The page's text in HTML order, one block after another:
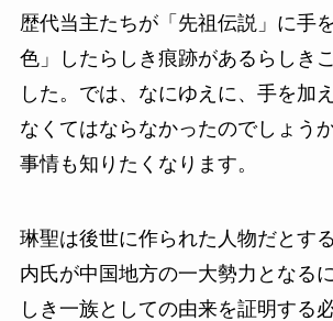
歴代当主たちが「先祖伝説」に手
色」したらしき痕跡があるらしき
した。では、なにゆえに、手を加
なくてはならなかったのでしょ
事情も知りたくなります。
琳聖は後世に作られた人物だとす
内氏が中国地方の一大勢力となる
しき一族としての由来を証明する